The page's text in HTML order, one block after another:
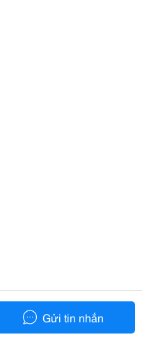
Gửi tin nhắn